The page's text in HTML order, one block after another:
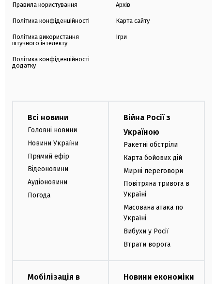
Правила користування
Політика конфіденційності
Політика використання
штучного інтелекту
Політика конфіденційності
додатку
Архів
Карта сайту
Ігри
Всі новини
Головні новини
Новини України
Прямий ефір
Відеоновини
Аудіоновини
Погода
Війна Росії з
Україною
Ракетні обстріли
Карта бойових дій
Мирні переговори
Повітряна тривога в
Україні
Масована атака по
Україні
Вибухи у Росії
Втрати ворога
Мобілізація в
Новини економіки